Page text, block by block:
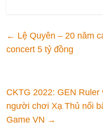
← Lệ Quyên – 20 năm
concert 5 tỷ đồng
CKTG 2022: GEN
người chơi Xạ Thủ nổi
Game VN →